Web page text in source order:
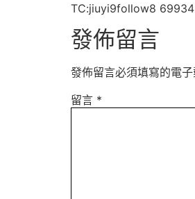
TC:jiuyi9follow8
發佈留言
發佈留言必須填寫的電
留言 *